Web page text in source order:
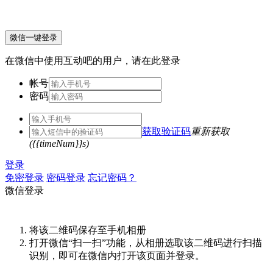
微信一键登录
在微信中使用互动吧的用户，请在此登录
帐号
密码
获取验证码重新获取
({{timeNum}}s)
登录
免密登录 密码登录 忘记密码？
微信登录
将该二维码保存至手机相册
打开微信“扫一扫”功能，从相册选取该二维码进行扫描
识别，即可在微信内打开该页面并登录。